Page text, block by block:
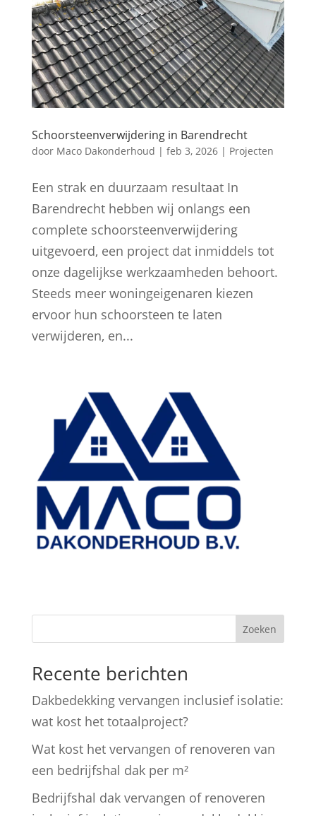
Schoorsteenverwijdering in Barendrecht
door Maco Dakonderhoud | feb 3, 2026| Projecten
Een strak en duurzaam resultaat In
Barendrecht hebben wij onlangs een
complete schoorsteenverwijdering
uitgevoerd, een project dat inmiddels tot
onze dagelijkse werkzaamheden behoort.
Steeds meer woningeigenaren kiezen
ervoor hun schoorsteen te laten
verwijderen, en...
Zoeken
Recente berichten
Dakbedekking vervangen inclusief isolatie:
wat kost het totaalproject?
Wat kost het vervangen of renoveren van
een bedrijfshal dak per m²
Bedrijfshal dak vervangen of renoveren